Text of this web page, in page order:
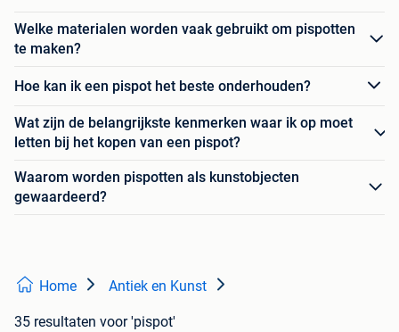
Welke materialen worden vaak gebruikt om pispotten
te maken?
Hoe kan ik een pispot het beste onderhouden?
Wat zijn de belangrijkste kenmerken waar ik op moet
letten bij het kopen van een pispot?
Waarom worden pispotten als kunstobjecten
gewaardeerd?
Home Antiek en Kunst
35 resultaten voor 'pispot'